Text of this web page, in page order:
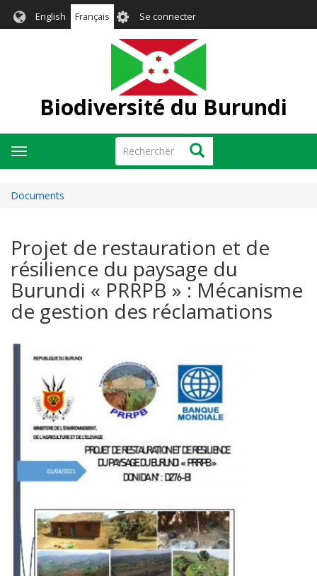
English Français User
account
menu
Se connecter
Biodiversité du Burundi
Rechercher Rechercher
Toggle
navigation
Documents
Projet de restauration et de
résilience du paysage du
Burundi « PRRPB » : Mécanisme
de gestion des réclamations